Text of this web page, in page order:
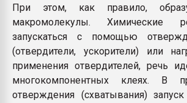
При этом, как правило,
макромолекулы. Химические
запускаться с помощью
(отвердители, ускорители) или
применения отвердителей, речь
многокомпонентных клеях. В
отверждения (схватывания)